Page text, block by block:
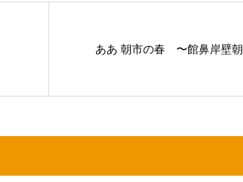
ああ 朝市の春 〜館鼻岸壁朝